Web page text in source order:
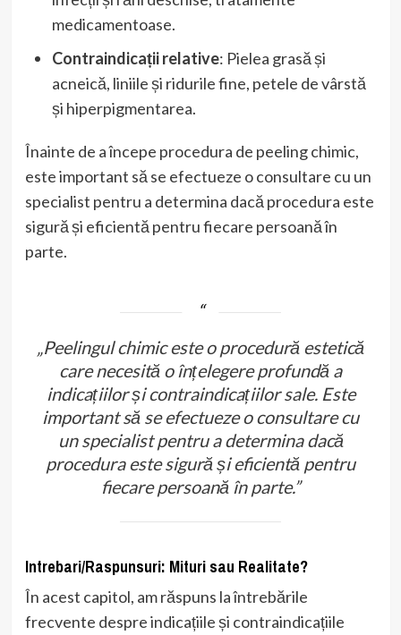
medicamentoase.
Contraindicații relative: Pielea grasă și
acneică, liniile și ridurile fine, petele de vârstă
și hiperpigmentarea.
Înainte de a începe procedura de peeling chimic,
este important să se efectueze o consultare cu un
specialist pentru a determina dacă procedura este
sigură și eficientă pentru fiecare persoană în
parte.
„Peelingul chimic este o procedură estetică
care necesită o înțelegere profundă a
indicațiilor și contraindicațiilor sale. Este
important să se efectueze o consultare cu
un specialist pentru a determina dacă
procedura este sigură și eficientă pentru
fiecare persoană în parte.”
Intrebari/Raspunsuri: Mituri sau Realitate?
În acest capitol, am răspuns la întrebările
frecvente despre indicațiile și contraindicațiile